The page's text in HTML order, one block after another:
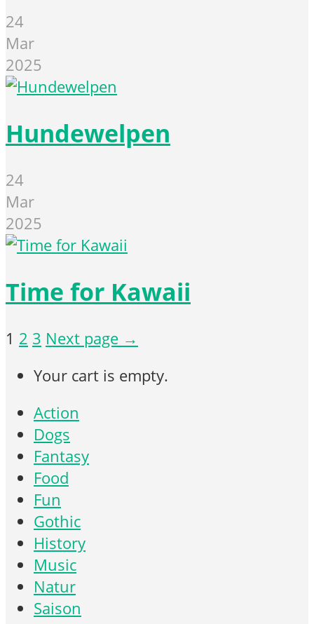
24
Mar
2025
Hundewelpen
24
Mar
2025
Time for Kawaii
Posts
pagination
1 2 3 Next page →
Your cart is empty.
Action
Dogs
Fantasy
Food
Fun
Gothic
History
Music
Natur
Saison